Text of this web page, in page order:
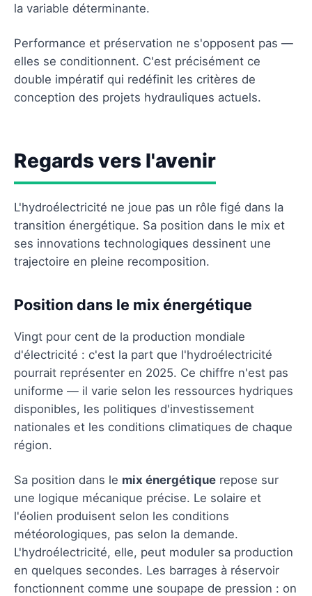
la variable déterminante.
Performance et préservation ne s'opposent pas —
elles se conditionnent. C'est précisément ce
double impératif qui redéfinit les critères de
conception des projets hydrauliques actuels.
Regards vers l'avenir
L'hydroélectricité ne joue pas un rôle figé dans la
transition énergétique. Sa position dans le mix et
ses innovations technologiques dessinent une
trajectoire en pleine recomposition.
Position dans le mix énergétique
Vingt pour cent de la production mondiale
d'électricité : c'est la part que l'hydroélectricité
pourrait représenter en 2025. Ce chiffre n'est pas
uniforme — il varie selon les ressources hydriques
disponibles, les politiques d'investissement
nationales et les conditions climatiques de chaque
région.
Sa position dans le mix énergétique repose sur
une logique mécanique précise. Le solaire et
l'éolien produisent selon les conditions
météorologiques, pas selon la demande.
L'hydroélectricité, elle, peut moduler sa production
en quelques secondes. Les barrages à réservoir
fonctionnent comme une soupape de pression : on